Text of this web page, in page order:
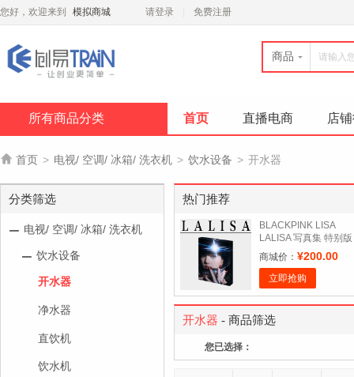
您好，欢迎来到 模拟商城 请登录 免费注册
商品
所有商品分类 首页 直播电商 店
 首页 > 电视/ 空调/ 冰箱/ 洗衣机 > 饮水设备 > 开水器
分类筛选
电视/ 空调/ 冰箱/ 洗衣机
饮水设备
开水器
净水器
直饮机
饮水机
热门推荐
BLACKPINK LISA
LALISA 写真集 特别版
官方正版周边拍立得明
信片
商城价： ¥200.00
立即抢购
开水器 - 商品筛选
您已选择：